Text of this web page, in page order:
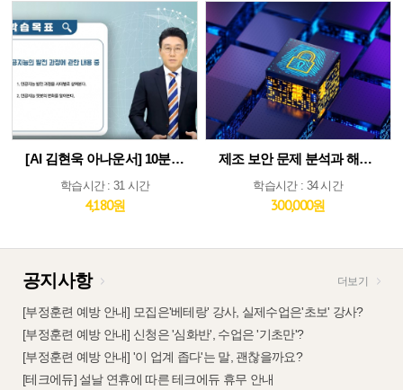
[AI 김현욱 아나운서] 10분이면 따라하는 직장인 ChatGPT 바이블
학습시간 : 31 시간
4,180원
제조 보안 문제 분석과 해법 : IEC 62443 분석 및 구축 전략 집중 분석
학습시간 : 34 시간
300,000원
공지사항 더보기
[부정훈련 예방 안내] 모집은'베테랑' 강사, 실제수업은'초보' 강사?
[부정훈련 예방 안내] 신청은 '심화반', 수업은 '기초만'?
[부정훈련 예방 안내] '이 업계 좁다'는 말, 괜찮을까요?
[테크에듀] 설날 연휴에 따른 테크에듀 휴무 안내